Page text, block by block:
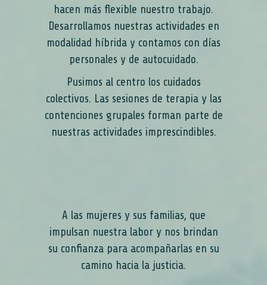
hacen más flexible nuestro trabajo.
Desarrollamos nuestras actividades en
modalidad híbrida y contamos con días
personales y de autocuidado.
Pusimos al centro los cuidados
colectivos. Las sesiones de terapia y las
contenciones grupales forman parte de
nuestras actividades imprescindibles.
A las mujeres y sus familias, que
impulsan nuestra labor y nos brindan
su confianza para acompañarlas en su
camino hacia la justicia.